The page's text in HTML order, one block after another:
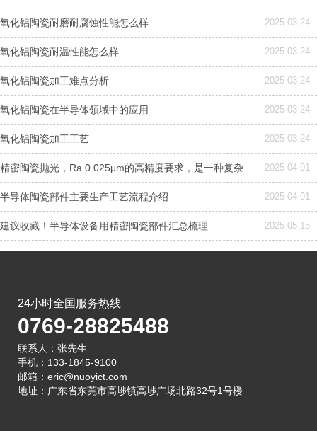
氧化铝陶瓷耐磨耐腐蚀性能怎么样 2025-03-24
氧化铝陶瓷耐温性能怎么样 2025-03-24
氧化铝陶瓷加工难点分析 2025-03-24
氧化铝陶瓷在半导体领域中的应用 2025-03-24
氧化铝陶瓷加工工艺 2025-03-24
2025-04-01
半导体陶瓷部件主要生产工艺流程介绍 2025-04-01
建议收藏！半导体设备用精密陶瓷部件汇总梳理 2025-05-15
24小时全国服务热线
0769-28825488
联系人：张先生
手机：133-1845-9100
邮箱：eric@nuoyict.com
地址：广东省东莞市高埗镇高埗广场北路32号1号楼